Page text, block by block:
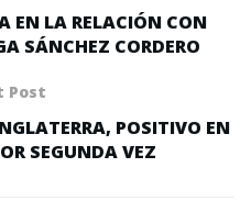
EN LA RELACIÓN CON
SÁNCHEZ CORDERO
Post
POSITIVO EN
SEGUNDA VEZ